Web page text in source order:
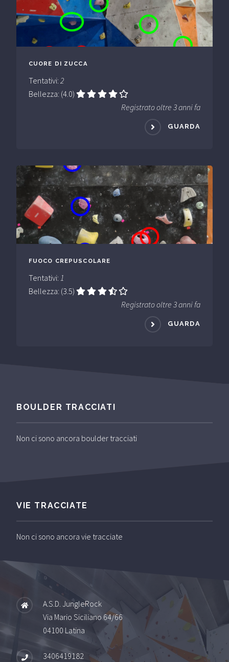
CUORE DI ZUCCA
Tentativi: 2
Bellezza: (4.0)
Registrato oltre 3 anni fa
GUARDA
FUOCO CREPUSCOLARE
Tentativi: 1
Bellezza: (3.5)
Registrato oltre 3 anni fa
GUARDA
BOULDER TRACCIATI
Non ci sono ancora boulder tracciati
VIE TRACCIATE
Non ci sono ancora vie tracciate
A.S.D. JungleRock
Via Mario Siciliano 64/66
04100 Latina
3406419182